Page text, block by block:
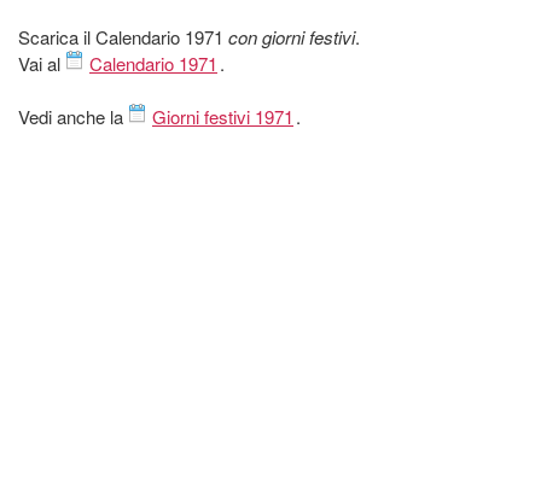
Scarica il Calendario 1971 con giorni festivi.
Vai al
Calendario 1971 .
Vedi anche la Giorni festivi 1971 .